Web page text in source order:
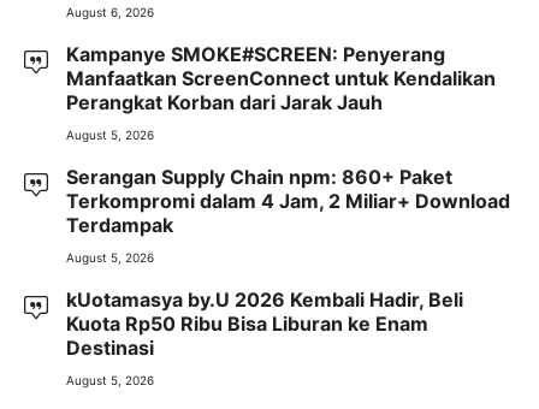
August 6, 2026
Kampanye SMOKE#SCREEN: Penyerang
Manfaatkan ScreenConnect untuk Kendalikan
Perangkat Korban dari Jarak Jauh
August 5, 2026
Serangan Supply Chain npm: 860+ Paket
Terkompromi dalam 4 Jam, 2 Miliar+ Download
Terdampak
August 5, 2026
kUotamasya by.U 2026 Kembali Hadir, Beli
Kuota Rp50 Ribu Bisa Liburan ke Enam
Destinasi
August 5, 2026